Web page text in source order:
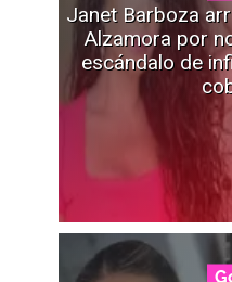
Janet Barboza
Alzamora por
escándalo de